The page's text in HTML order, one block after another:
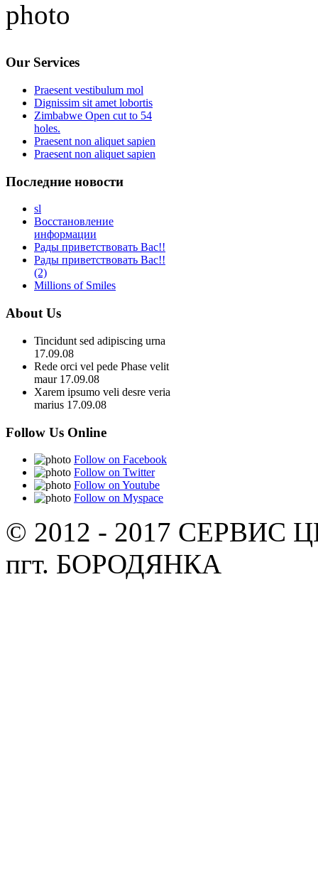
Our Services
Praesent vestibulum mol
Dignissim sit amet lobortis
Zimbabwe Open cut to 54
holes.
Praesent non aliquet sapien
Praesent non aliquet sapien
Последние новости
sl
Восстановление
информации
Рады приветствовать Вас!!
Рады приветствовать Вас!!
(2)
Millions of Smiles
About Us
Tincidunt sed adipiscing urna
17.09.08
Rede orci vel pede Phase velit
maur 17.09.08
Xarem ipsumo veli desre veria
marius 17.09.08
Follow Us Online
Follow on Facebook
Follow on Twitter
Follow on Youtube
Follow on Myspace
© 2012 - 2017 СЕРВИС
пгт. БОРОДЯНКА